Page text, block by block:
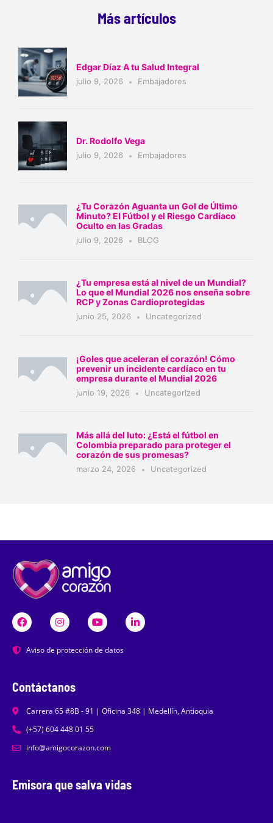
Más artículos
Edgar Díaz A tu Salud Integral
julio 9, 2026 Embajadores
Dr. Rodolfo Vega
julio 9, 2026 Embajadores
¿Tu Corazón Aguanta un Gol de Último
Minuto? El Fútbol y el Riesgo Cardíaco
Oculto en las Gradas
julio 9, 2026 BLOG
¿Tu empresa está al nivel de un Mundial?
Lo que el Mundial 2026 nos enseña sobre
RCP y Zonas Cardioprotegidas
junio 25, 2026 Uncategorized
¡Goles que aceleran el corazón! Cómo
prevenir un incidente cardíaco en tu
empresa durante el Mundial 2026
junio 19, 2026 Uncategorized
Más allá del luto: ¿Está el fútbol en
Colombia preparado para proteger el
corazón de sus promesas?
marzo 24, 2026 Uncategorized
Aviso de protección de datos
Contáctanos
Carrera 65 #8B - 91 | Oficina 348 | Medellín, Antioquia
(+57) 604 448 01 55
info@amigocorazon.com
Emisora que salva vidas